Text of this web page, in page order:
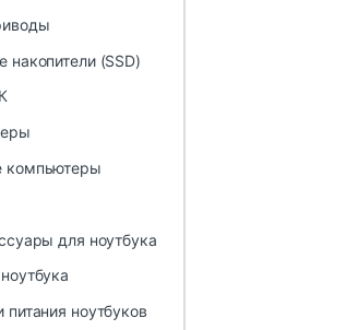
накопители (SSD)
компьютеры
для ноутбука
ноутбуков